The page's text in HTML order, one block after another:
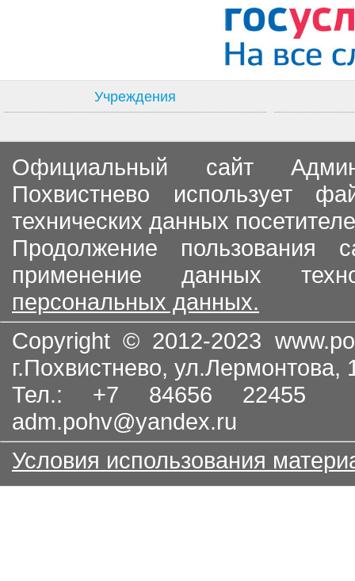
Учреждения
Официальный сайт
Похвистнево использует
технических данных
Продолжение пользования
применение данных
персональных данных.
Copyright © 2012-2023
г.Похвистнево, ул.Лермонтова,
Тел.: +7 84656
adm.pohv@yandex.ru
Условия использования